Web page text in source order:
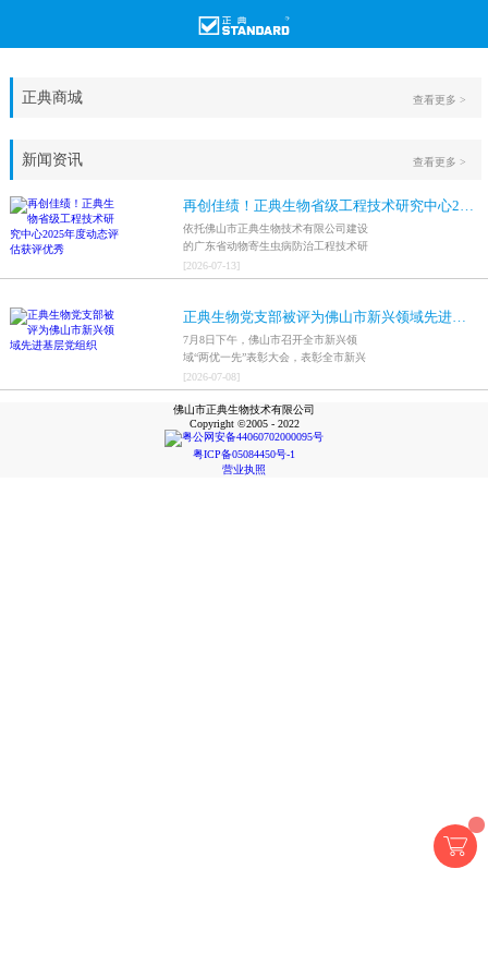
正典商城 查看更多 >
新闻资讯
再创佳绩！正典生物省级工程技术研究中心2025年度动态评估获评优秀
依托佛山市正典生物技术有限公司建设
的广东省动物寄生虫病防治工程技术研
究中心，在全省参评科研平台中综合表
现突出，成功获评最高评价等级“优
[2026-07-13]
正典生物党支部被评为佛山市新兴领域先进基层党组织
7月8日下午，佛山市召开全市新兴领
域“两优一先”表彰大会，表彰全市新兴
领域优秀共产党员、优秀党务工作者和
先进基层党组织，中共佛山市正典生物
技术有限公司支部委员会被评为佛山市
新兴领域先进基层党组织。
[2026-07-08]
查看更多 >
佛山市正典生物技术有限公司
Copyright ©2005 - 2022
粤公网安备44060702000095号
粤ICP备05084450号-1
营业执照